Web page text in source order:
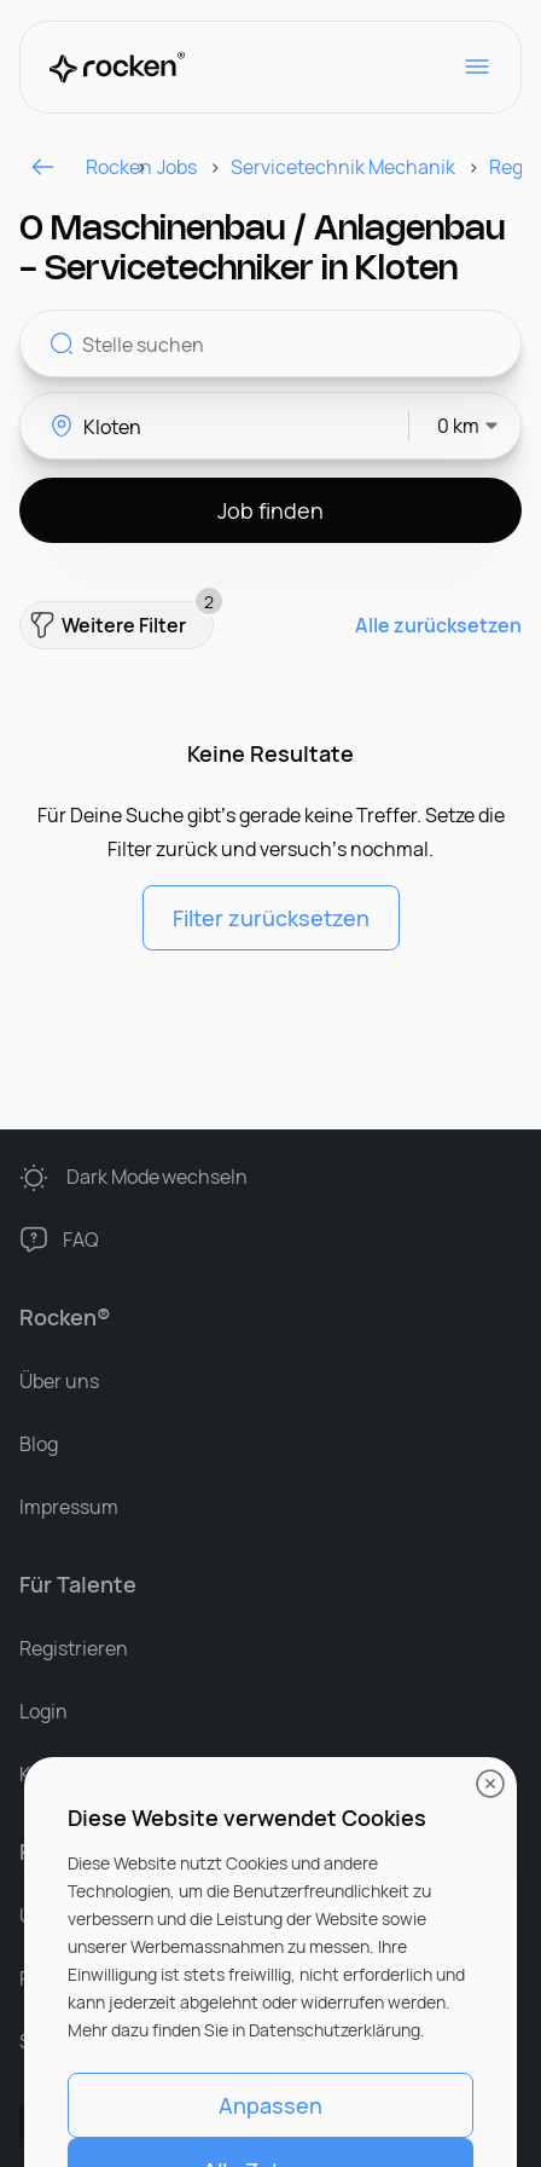
Für Arbeitgeber
Kontakt
CH
Rocken Jobs Servicetechnik Mechanik
0 Maschinenbau / Anlagenbau
- Servicetechniker in Kloten
0 km
Job finden
Weitere Filter
2
Alle zurücksetzen
Keine Resultate
Für Deine Suche gibt’s gerade keine Treffer. Setze die
Filter zurück und versuch’s nochmal.
Filter zurücksetzen
Rocken®
Über uns
Blog
Impressum
Für Talente
Registrieren
Login
Karriere bei Rocken
Für Unternehmen
Unsere Dienstleistungen
Partnerunternehmen
Sitemap
Dark Modewechseln
FAQ
Diese Website verwendet Cookies
Diese Website nutzt Cookies und andere
Technologien, um die Benutzerfreundlichkeit zu
verbessern und die Leistung der Website sowie
unserer Werbemassnahmen zu messen. Ihre
Einwilligung ist stets freiwillig, nicht erforderlich und
kann jederzeit abgelehnt oder widerrufen werden.
Mehr dazu finden Sie in Datenschutzerklärung.
Anpassen